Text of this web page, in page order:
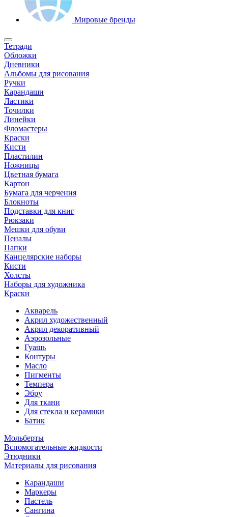
Мировые бренды
Тетради
Обложки
Дневники
Альбомы для рисования
Ручки
Карандаши
Ластики
Точилки
Линейки
Фломастеры
Краски
Кисти
Пластилин
Ножницы
Цветная бумага
Картон
Бумага для черчения
Блокноты
Подставки для книг
Рюкзаки
Мешки для обуви
Пеналы
Папки
Канцелярские наборы
Кисти
Холсты
Наборы для художника
Краски
Акварель
Акрил художественный
Акрил декоративный
Аэрозольные
Гуашь
Контуры
Масло
Пигменты
Темпера
Эбру
Для ткани
Для стекла и керамики
Батик
Мольберты
Вспомогательные жидкости
Этюдники
Материалы для рисования
Карандаши
Маркеры
Пастель
Сангина